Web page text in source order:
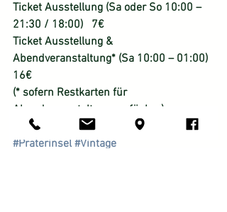
Ticket Ausstellung (Sa oder So 10:00 –
21:30 / 18:00)   7€
Ticket Ausstellung &
Abendveranstaltung* (Sa 10:00 – 01:00)
16€
(* sofern Restkarten für
Abendveranstaltung verfügbar)
#Retro
#Classic #Heritage #München
#Praterinsel #Vintage